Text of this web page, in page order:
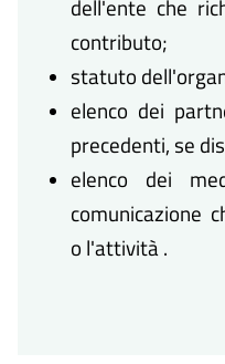
dell'ente che
contributo;
statuto
elenco dei
precedenti, se
elenco dei
comunicazione
o l'attività .